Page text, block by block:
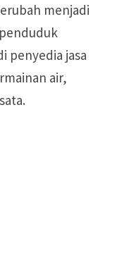
menjadi
penyedia jasa
air,